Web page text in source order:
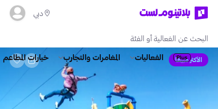
دبي
الفعاليات المغامرات والتجارب خيارات المطاعم الأكثر مبيعًا